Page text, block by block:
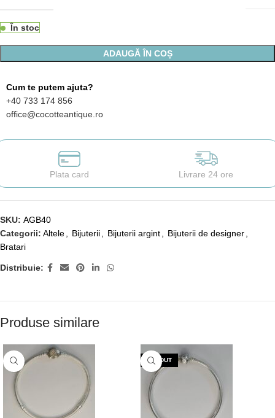
În stoc
ADAUGĂ ÎN COȘ
Cum te putem ajuta?
+40 733 174 856
office@cocotteantique.ro
Plata card Livrare 24 ore
SKU: AGB40
Categorii: Altele Bijuterii Bijuterii argint Bijuterii de designer
Bratari
Distribuie:
Produse similare
VÂNDUT